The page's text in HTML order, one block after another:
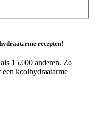
recepten!
15.000 anderen. Zo
koolhydraatarme